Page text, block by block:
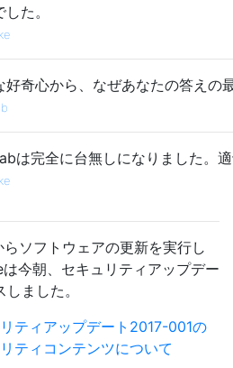
た。
好奇心から、なぜあなたの答えの
は完全に台無しになりました。
ソフトウェアの更新を実行し
今朝、セキュリティアップデー
しました。
ティアップデート2017-001の
ティコンテンツについて